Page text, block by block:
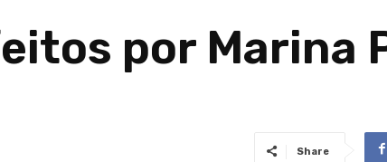
por Marina
Share